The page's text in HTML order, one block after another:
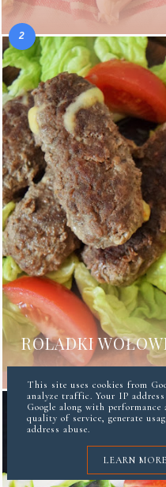
ROLADKI
This site uses cookies from
analyze traffic. Your IP
Google along with
quality of service, generate
address abuse.
LEARN MORE